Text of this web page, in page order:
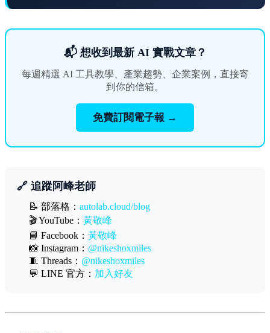
📬 想收到最新 AI 實戰文章？
每週精選 AI 工具教學、產業趨勢、企業案例，直接寄
到你的信箱。
免費訂閱電子報 →
🔗 追蹤阿峰老師
📝 部落格： autolab.cloud/blog
🎬 YouTube： 黃敬峰
📘 Facebook： 黃敬峰
📸 Instagram： @nikeshoxmiles
🧵 Threads： @nikeshoxmiles
💬 LINE 官方： 加入好友